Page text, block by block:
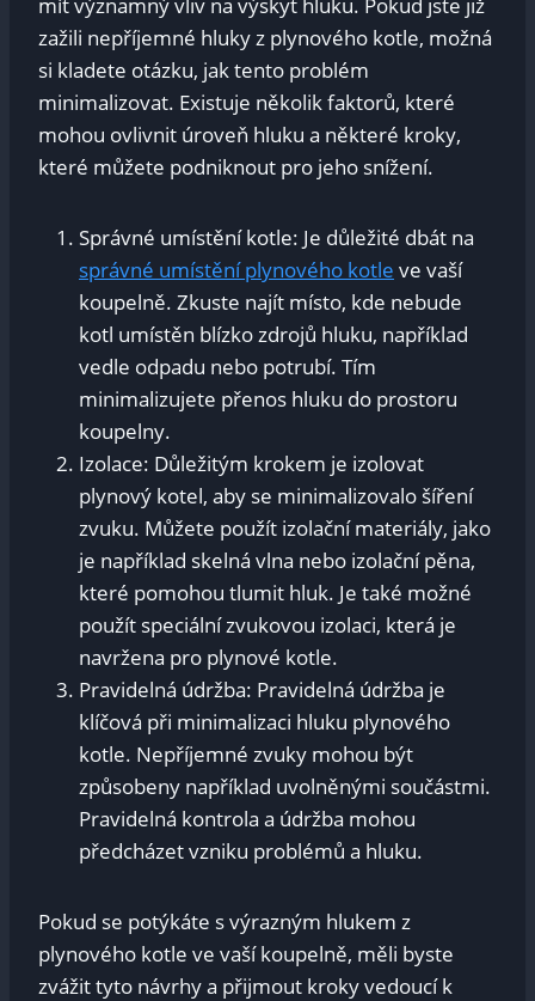
zažili nepříjemné hluky z plynového kotle, možná
si kladete otázku, jak tento problém
minimalizovat. Existuje několik faktorů, které
mohou ovlivnit úroveň hluku a některé kroky,
které můžete podniknout pro jeho snížení.
Správné umístění kotle: Je důležité dbát na
správné umístění plynového kotle ve vaší
koupelně. Zkuste najít místo, kde nebude
kotl umístěn blízko zdrojů hluku, například
vedle odpadu nebo potrubí. Tím
minimalizujete přenos hluku do prostoru
koupelny.
Izolace: Důležitým krokem je izolovat
plynový kotel, aby se minimalizovalo šíření
zvuku. Můžete použít izolační materiály, jako
je například skelná vlna nebo izolační pěna,
které pomohou tlumit hluk. Je také možné
použít speciální zvukovou izolaci, která je
navržena pro plynové kotle.
Pravidelná údržba: Pravidelná údržba je
klíčová při minimalizaci hluku plynového
kotle. Nepříjemné zvuky mohou být
způsobeny například uvolněnými součástmi.
Pravidelná kontrola a údržba mohou
předcházet vzniku problémů a hluku.
Pokud se potýkáte s výrazným hlukem z
plynového kotle ve vaší koupelně, měli byste
zvážit tyto návrhy a přijmout kroky vedoucí k